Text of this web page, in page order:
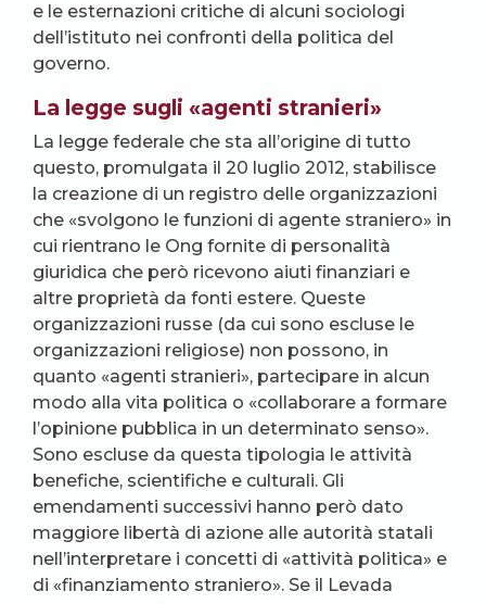
e le esternazioni critiche di alcuni sociologi
dell’istituto nei confronti della politica del
governo.
La legge sugli «agenti stranieri»
La legge federale che sta all’origine di tutto
questo, promulgata il 20 luglio 2012, stabilisce
la creazione di un registro delle organizzazioni
che «svolgono le funzioni di agente straniero» in
cui rientrano le Ong fornite di personalità
giuridica che però ricevono aiuti finanziari e
altre proprietà da fonti estere. Queste
organizzazioni russe (da cui sono escluse le
organizzazioni religiose) non possono, in
quanto «agenti stranieri», partecipare in alcun
modo alla vita politica o «collaborare a formare
l’opinione pubblica in un determinato senso».
Sono escluse da questa tipologia le attività
benefiche, scientifiche e culturali. Gli
emendamenti successivi hanno però dato
maggiore libertà di azione alle autorità statali
nell’interpretare i concetti di «attività politica» e
di «finanziamento straniero». Se il Levada